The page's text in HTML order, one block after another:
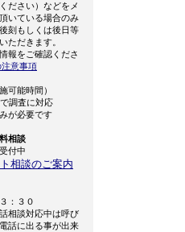
ださい）などをメ
いている場合のみ
刻もしくは後日等
ただきます。
報をご確認くださ
注意事項
可能時間）
調査に対応
が必要です
相談
付中
相談のご案内
：３０
相談対応中は呼び
話に出る事が出来